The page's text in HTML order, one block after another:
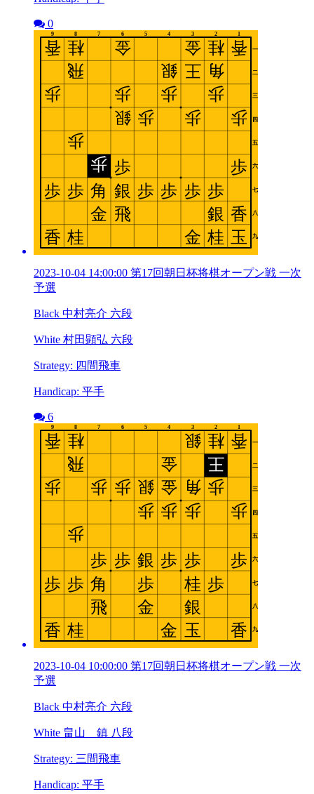
0
2023-10-04 14:00:00 第17回朝日杯将棋オープン戦 一次
予選
Black 中村亮介 六段
White 村田顕弘 六段
Strategy: 四間飛車
Handicap: 平手
6
2023-10-04 10:00:00 第17回朝日杯将棋オープン戦 一次
予選
Black 中村亮介 六段
White 畠山 鎮 八段
Strategy: 三間飛車
Handicap: 平手